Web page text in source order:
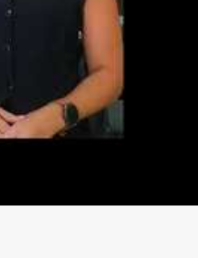
, WOW Imobiliária.